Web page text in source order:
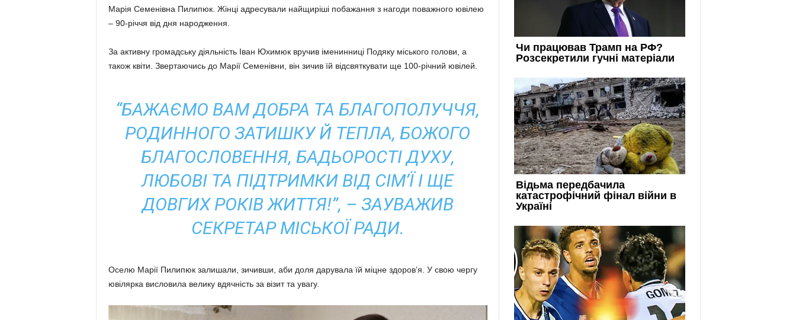
Марія Семенівна Пилипюк. Жінці адресували найщиріші побажання з нагоди поважного ювілею
– 90-річчя від дня народження.
За активну громадську діяльність Іван Юхимюк вручив іменинниці Подяку міського голови, а
також квіти. Звертаючись до Марії Семенівни, він зичив їй відсвяткувати ще 100-річний ювілей.
“БАЖАЄМО ВАМ ДОБРА ТА БЛАГОПОЛУЧЧЯ,
РОДИННОГО ЗАТИШКУ Й ТЕПЛА, БОЖОГО
БЛАГОСЛОВЕННЯ, БАДЬОРОСТІ ДУХУ,
ЛЮБОВІ ТА ПІДТРИМКИ ВІД СІМ’Ї І ЩЕ
ДОВГИХ РОКІВ ЖИТТЯ!”, – ЗАУВАЖИВ
СЕКРЕТАР МІСЬКОЇ РАДИ.
Оселю Марії Пилипюк залишали, зичивши, аби доля дарувала їй міцне здоров’я. У свою чергу
ювілярка висловила велику вдячність за візит та увагу.